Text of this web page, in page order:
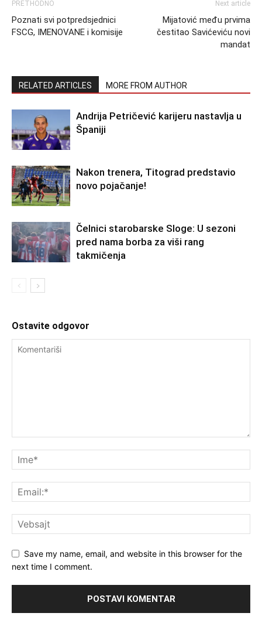
PRETHODNO
Poznati svi potpredsjednici
FSCG, IMENOVANE i komisije
Next article
Mijatović među prvima
čestitao Savićeviću novi
mandat
RELATED ARTICLES MORE FROM AUTHOR
Andrija Petričević karijeru nastavlja u
Španiji
Nakon trenera, Titograd predstavio
novo pojačanje!
Čelnici starobarske Sloge: U sezoni
pred nama borba za viši rang
takmičenja
Ostavite odgovor
Save my name, email, and website in this browser for the
next time I comment.